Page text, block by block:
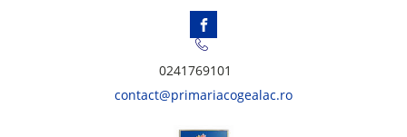
0241769101
contact@primariacogealac.ro